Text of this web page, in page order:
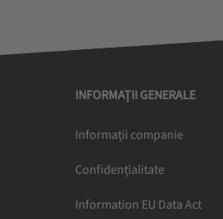
INFORMAȚII GENERALE
Informații companie
Confidențialitate
Information EU Data Act